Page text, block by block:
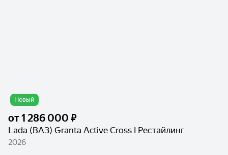
Новый
от1 286 000 ₽
Lada (ВАЗ) Granta Active Cross I Рестайлинг
2026